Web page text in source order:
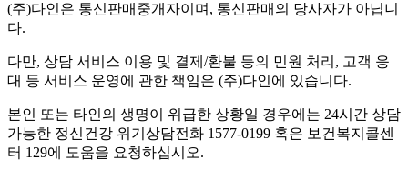
(주)다인은 통신판매중개자이며, 통신판매의 당사자가 아닙니
다.
다만, 상담 서비스 이용 및 결제/환불 등의 민원 처리, 고객 응
대 등 서비스 운영에 관한 책임은 (주)다인에 있습니다.
본인 또는 타인의 생명이 위급한 상황일 경우에는 24시간 상담
가능한 정신건강 위기상담전화 1577-0199 혹은 보건복지콜센
터 129에 도움을 요청하십시오.